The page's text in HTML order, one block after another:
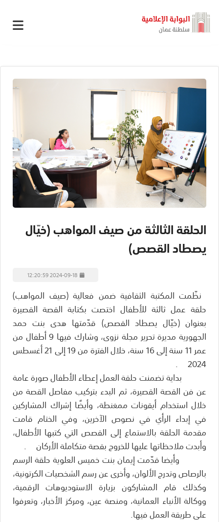
الحلقة الثالثة من صيف المواهب (خيّال
يصطاد القصص)
2024-09-18 12:20:59
نظّمت المكتبة الثقافية ضمن فعالية (صيف المواهب)
حلقة عمل ثالثة للأطفال اختصت بكتابة القصة القصيرة
بعنوان (خيّال يصطاد القصص) قدّمتها هدى بنت حمد
الجهورية مديرة تحرير مجلة نزوى، وشارك فيها 9 أطفال من
عمر 11 سنة إلى 16 سنة، خلال الفترة من 19 إلى 21 أغسطس
2024
.
بداية تضمنت حلقة العمل إعطاء الأطفال صورة عامة
عن فن القصة القصيرة، ثم البدء بتركيب مفاصل القصة من
خلال استخدام أيقونات ممغنطة، وأيضًا إشراك المشاركين
في إبداء الرأي في نصوص الآخرين، وفي الختام قامت
مقدمة الحلقة بالاستماع إلى القصص التي كتبها الأطفال،
وأبدت ملاحظاتها عليها للخروج بقصة متكاملة الأركان
.
وأيضا قدّمت إيمان بنت خميس العلوية حلقة الرسم
بالرصاص وتدرج الألوان، وأخرى عن رسم الشخصيات الكرتونية،
وكذلك قام المشاركون بزيارة الاستوديوهات الرقمية،
ووكالة الأنباء العمانية، ومنصة عين، ومركز الأخبار، وتعرفوا
على طريقة العمل فيها.